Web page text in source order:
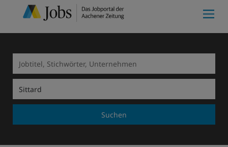
Suchen